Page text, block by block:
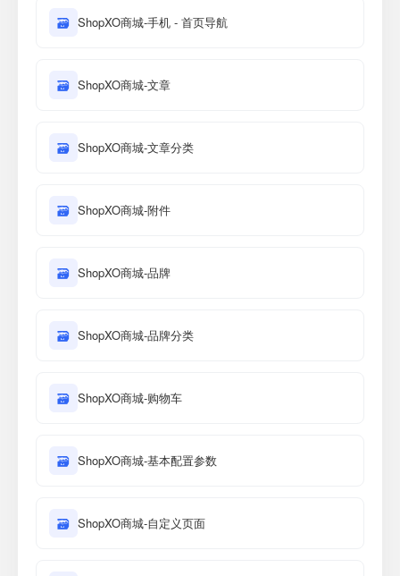
🗃 ShopXO商城-手机 - 首页导航
🗃 ShopXO商城-文章
🗃 ShopXO商城-文章分类
🗃 ShopXO商城-附件
🗃 ShopXO商城-品牌
🗃 ShopXO商城-品牌分类
🗃 ShopXO商城-购物车
🗃 ShopXO商城-基本配置参数
🗃 ShopXO商城-自定义页面